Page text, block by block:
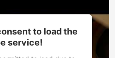
to load the
service!